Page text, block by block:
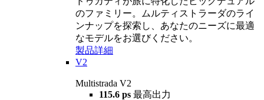
のファミリー。ムルティストラーダのライ
ンナップを探索し、あなたのニーズに最適
なモデルをお選びください。
製品詳細
V2
Multistrada V2
115.6 ps 最高出力